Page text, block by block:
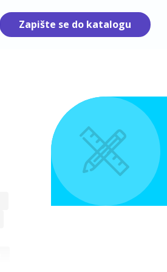
Zapište se do katalogu